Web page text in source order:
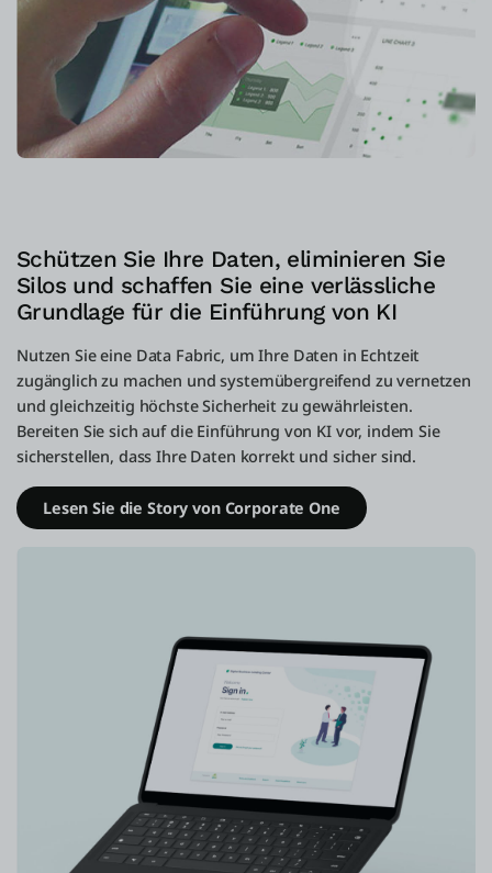
Schützen Sie Ihre Daten, eliminieren Sie
Silos und schaffen Sie eine verlässliche
Grundlage für die Einführung von KI
Nutzen Sie eine Data Fabric, um Ihre Daten in Echtzeit
zugänglich zu machen und systemübergreifend zu vernetzen
und gleichzeitig höchste Sicherheit zu gewährleisten.
Bereiten Sie sich auf die Einführung von KI vor, indem Sie
sicherstellen, dass Ihre Daten korrekt und sicher sind.
Lesen Sie die Story von Corporate One